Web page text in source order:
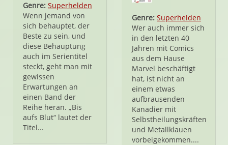
Genre: Superhelden
Wenn jemand von
sich behauptet, der
Beste zu sein, und
diese Behauptung
auch im Serientitel
steckt, geht man mit
gewissen
Erwartungen an
einen Band der
Reihe heran. „Bis
aufs Blut“ lautet der
Titel...
Genre: Superhelden
Wer auch immer sich
in den letzten 40
Jahren mit Comics
aus dem Hause
Marvel beschäftigt
hat, ist nicht an
einem etwas
aufbrausenden
Kanadier mit
Selbstheilungskräften
und Metallklauen
vorbeigekommen....